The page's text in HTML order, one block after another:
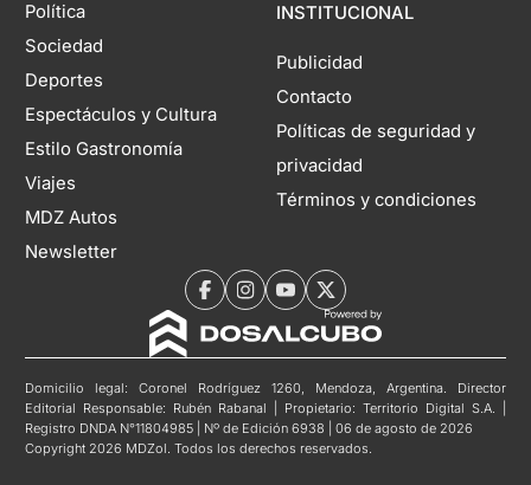
Política
Sociedad
Deportes
Espectáculos y Cultura
Estilo Gastronomía
Viajes
MDZ Autos
Newsletter
INSTITUCIONAL
Publicidad
Contacto
Políticas de seguridad y
privacidad
Términos y condiciones
Domicilio legal: Coronel Rodríguez 1260, Mendoza, Argentina. Director
Editorial Responsable: Rubén Rabanal | Propietario: Territorio Digital S.A. |
Registro DNDA N°11804985 | Nº de Edición 6938 | 06 de agosto de 2026
Copyright 2026 MDZol. Todos los derechos reservados.